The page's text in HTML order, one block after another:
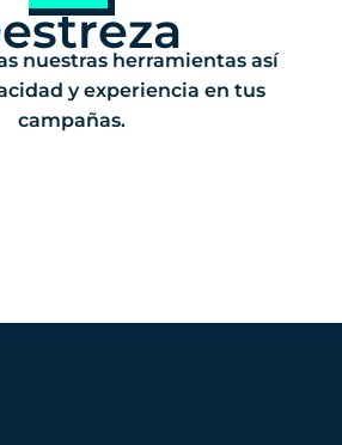
nuestras herramientas así
y experiencia en tus
campañas.